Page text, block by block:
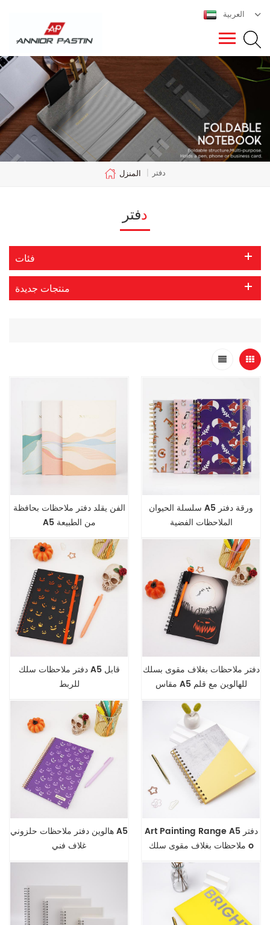
العربية
المنزل | دفتر
دفتر
فئات
منتجات جديدة
الفن يقلد دفتر ملاحظات بحافظة
A5 من الطبيعة
سلسلة الحيوان A5 ورقة دفتر
الملاحظات الفضية
دفتر ملاحظات سلك A5 قابل
للربط
دفتر ملاحظات بغلاف مقوى بسلك
مقاس A5 للهالوين مع قلم
هالوين دفتر ملاحظات حلزوني A5
غلاف فني
Art Painting Range A5 دفتر
ملاحظات بغلاف مقوى سلك o